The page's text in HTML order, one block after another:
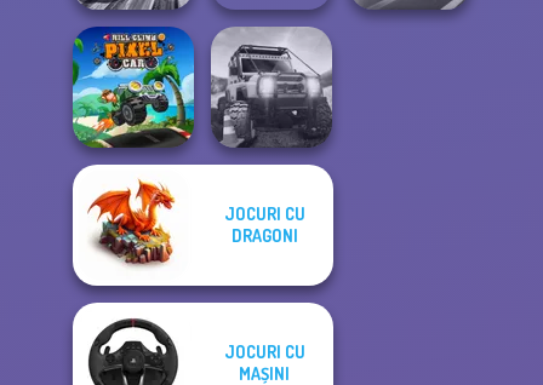
SUV Snow
Driving 3D
Ultimate Flying
Car
Hill Climb Pixel
Car
JOCURI CU
DRAGONI
JOCURI CU
MAȘINI